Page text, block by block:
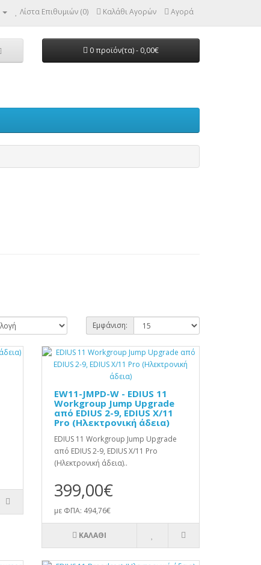
Λίστα Επιθυμιών (0) Καλάθι Αγορών Αγορά
0 προϊόν(τα) - 0,00€
Εμφάνιση:
EW11-JMPD-W - EDIUS 11
Workgroup Jump Upgrade
από EDIUS 2-9, EDIUS X/11
Pro (Ηλεκτρονική άδεια)
EDIUS 11 Workgroup Jump Upgrade
από EDIUS 2-9, EDIUS X/11 Pro
(Ηλεκτρονική άδεια)..
399,00€
με ΦΠΑ: 494,76€
ΚΑΛΆΘΙ